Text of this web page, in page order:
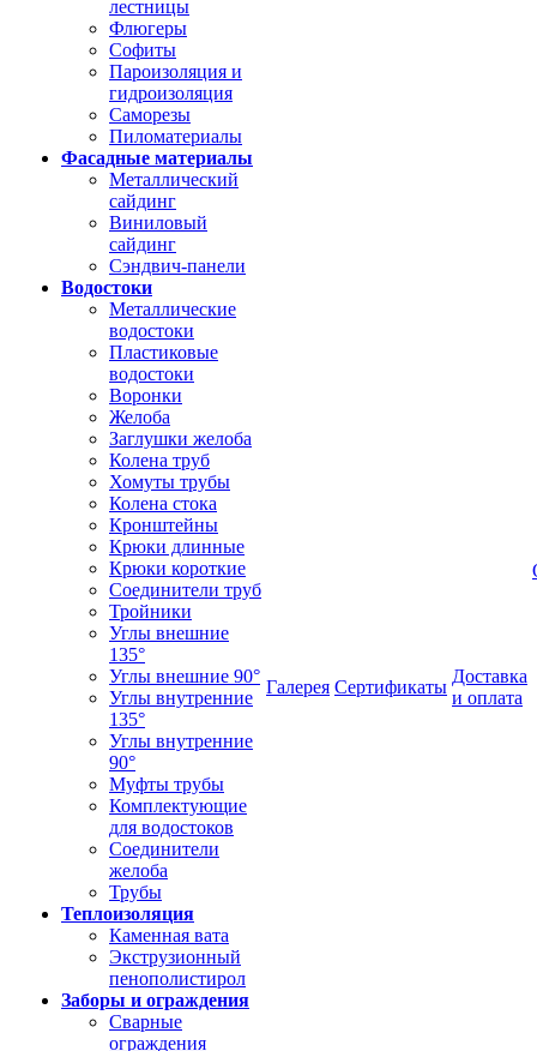
лестницы
Флюгеры
Софиты
Пароизоляция и
гидроизоляция
Саморезы
Пиломатериалы
Фасадные материалы
Металлический
сайдинг
Виниловый
сайдинг
Сэндвич-панели
Водостоки
Металлические
водостоки
Пластиковые
водостоки
Воронки
Желоба
Заглушки желоба
Колена труб
Хомуты трубы
Колена стока
Кронштейны
Крюки длинные
Крюки короткие
Соединители труб
Тройники
Углы внешние
135°
Углы внешние 90°
Углы внутренние
135°
Углы внутренние
90°
Муфты трубы
Комплектующие
для водостоков
Соединители
желоба
Трубы
Теплоизоляция
Каменная вата
Экструзионный
пенополистирол
Заборы и ограждения
Сварные
ограждения
Галерея Сертификаты
Доставка
и оплата